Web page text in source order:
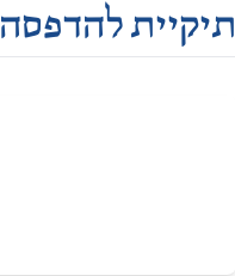
תיקיית להדפסה